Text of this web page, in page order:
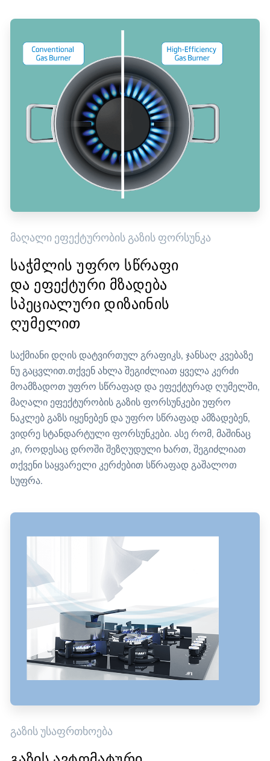
მაღალი ეფექტურობის გაზის ფორსუნკა
საჭმლის უფრო სწრაფი
და ეფექტური მზადება
სპეციალური დიზაინის
ღუმელით
საქმიანი დღის დატვირთულ გრაფიკს, ჯანსაღ კვებაზე
ნუ გაცვლით.თქვენ ახლა შეგიძლიათ ყველა კერძი
მოამზადოთ უფრო სწრაფად და ეფექტურად ღუმელში,
მაღალი ეფექტურობის გაზის ფორსუნკები უფრო
ნაკლებ გაზს იყენებენ და უფრო სწრაფად ამზადებენ,
ვიდრე სტანდარტული ფორსუნკები. ასე რომ, მაშინაც
კი, როდესაც დროში შეზღუდული ხართ, შეგიძლიათ
თქვენი საყვარელი კერძებით სწრაფად გაშალოთ
სუფრა.
გაზის უსაფრთხოება